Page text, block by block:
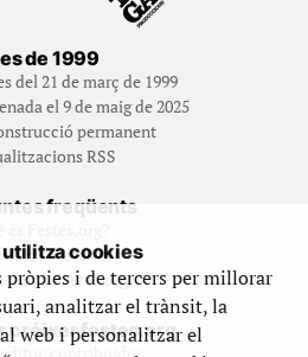
de 1999
del 21 de març de 1999
el 9 de maig de 2025
permanent
RSS
freqüents
de Festes.org
Festes.org
créixer festes.org
cookies
i de tercers per millorar
analitzar el trànsit, la
web i personalitzar el